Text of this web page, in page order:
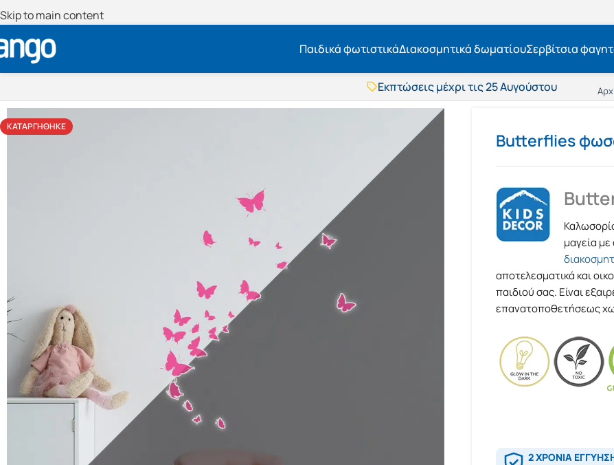
Skip to main content
Παιδικά φωτιστικάΔιακοσμητικά δωματίουΣερβίτσια
Εκπτώσεις μέχρι τις 25 Αυγούστου
Δωρεάν μεταφορικά
BOXNOW αποστολή
Άμεση παράδοση
Εκπτώσεις μέχρι τις 25 Αυγούστου
BOXNOW αποστολή
Άμεση παράδοση
ΚΑΤΑΡΓΉΘΗΚΕ
Butterflies
μαγεία
αποτελεσματικά και
παιδιού σας. Είναι
επανατοποθετήσεως